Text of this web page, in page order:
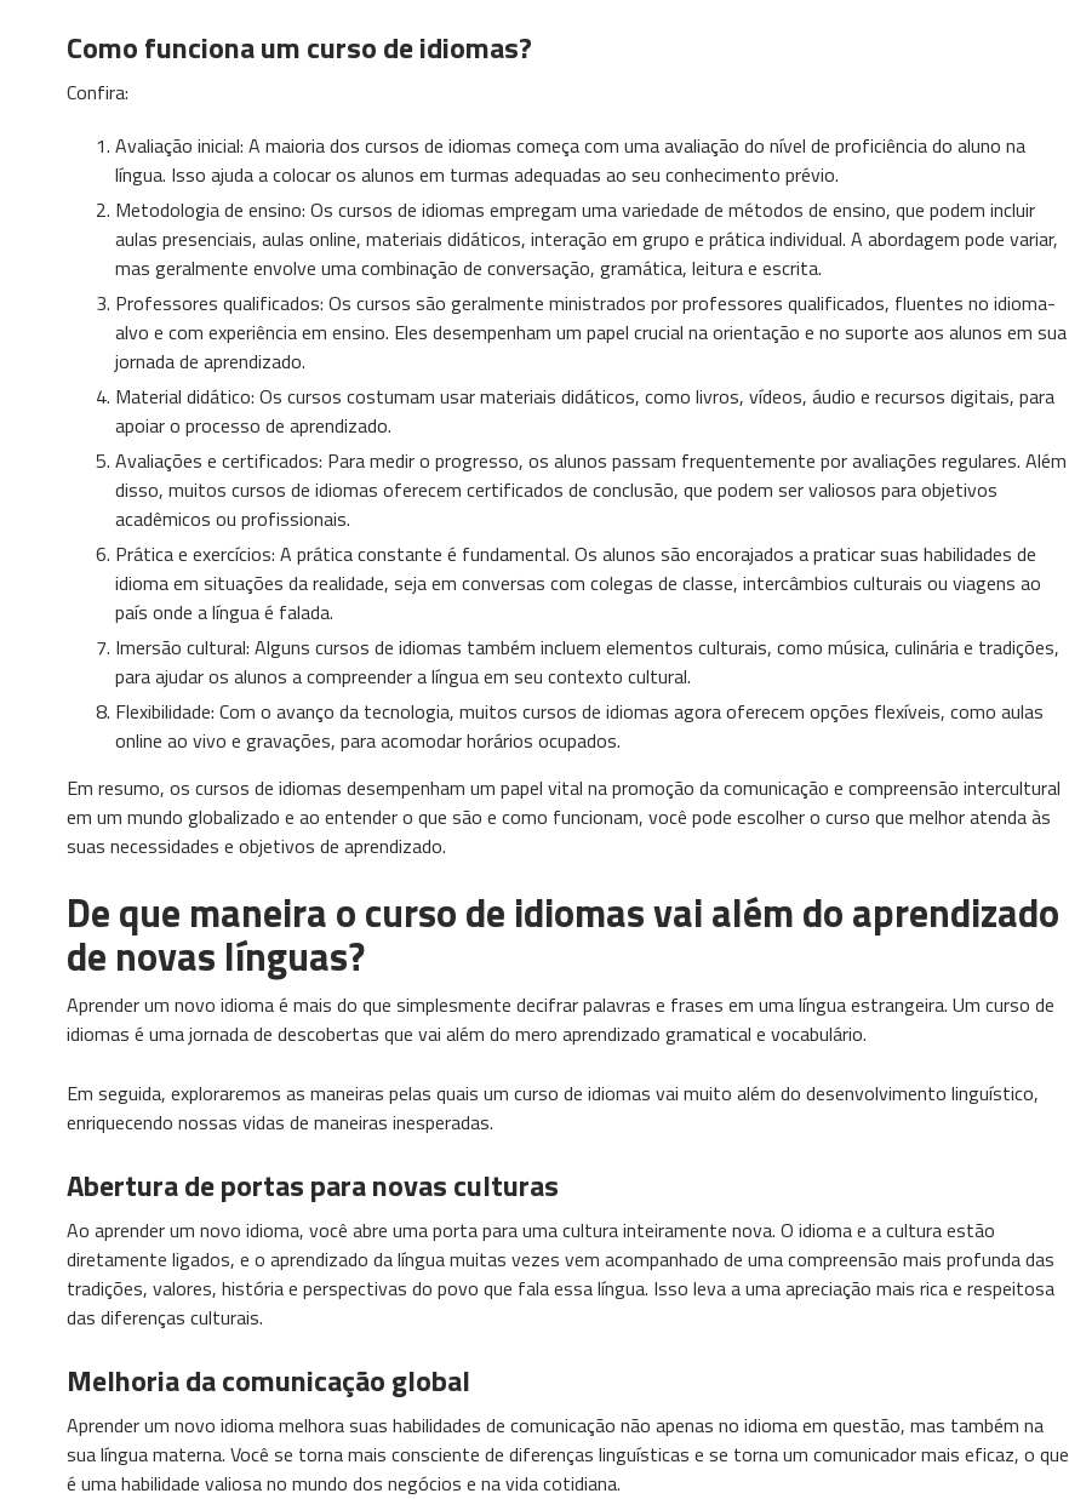
Como funciona um curso de idiomas?
Confira:
Avaliação inicial: A maioria dos cursos de idiomas começa com uma avaliação do nível de proficiência do aluno na
língua. Isso ajuda a colocar os alunos em turmas adequadas ao seu conhecimento prévio.
Metodologia de ensino: Os cursos de idiomas empregam uma variedade de métodos de ensino, que podem incluir
aulas presenciais, aulas online, materiais didáticos, interação em grupo e prática individual. A abordagem pode variar,
mas geralmente envolve uma combinação de conversação, gramática, leitura e escrita.
Professores qualificados: Os cursos são geralmente ministrados por professores qualificados, fluentes no idioma-
alvo e com experiência em ensino. Eles desempenham um papel crucial na orientação e no suporte aos alunos em sua
jornada de aprendizado.
Material didático: Os cursos costumam usar materiais didáticos, como livros, vídeos, áudio e recursos digitais, para
apoiar o processo de aprendizado.
Avaliações e certificados: Para medir o progresso, os alunos passam frequentemente por avaliações regulares. Além
disso, muitos cursos de idiomas oferecem certificados de conclusão, que podem ser valiosos para objetivos
acadêmicos ou profissionais.
Prática e exercícios: A prática constante é fundamental. Os alunos são encorajados a praticar suas habilidades de
idioma em situações da realidade, seja em conversas com colegas de classe, intercâmbios culturais ou viagens ao
país onde a língua é falada.
Imersão cultural: Alguns cursos de idiomas também incluem elementos culturais, como música, culinária e tradições,
para ajudar os alunos a compreender a língua em seu contexto cultural.
Flexibilidade: Com o avanço da tecnologia, muitos cursos de idiomas agora oferecem opções flexíveis, como aulas
online ao vivo e gravações, para acomodar horários ocupados.
Em resumo, os cursos de idiomas desempenham um papel vital na promoção da comunicação e compreensão intercultural
em um mundo globalizado e ao entender o que são e como funcionam, você pode escolher o curso que melhor atenda às
suas necessidades e objetivos de aprendizado.
De que maneira o curso de idiomas vai além do aprendizado
de novas línguas?
Aprender um novo idioma é mais do que simplesmente decifrar palavras e frases em uma língua estrangeira. Um curso de
idiomas é uma jornada de descobertas que vai além do mero aprendizado gramatical e vocabulário.
Em seguida, exploraremos as maneiras pelas quais um curso de idiomas vai muito além do desenvolvimento linguístico,
enriquecendo nossas vidas de maneiras inesperadas.
Abertura de portas para novas culturas
Ao aprender um novo idioma, você abre uma porta para uma cultura inteiramente nova. O idioma e a cultura estão
diretamente ligados, e o aprendizado da língua muitas vezes vem acompanhado de uma compreensão mais profunda das
tradições, valores, história e perspectivas do povo que fala essa língua. Isso leva a uma apreciação mais rica e respeitosa
das diferenças culturais.
Melhoria da comunicação global
Aprender um novo idioma melhora suas habilidades de comunicação não apenas no idioma em questão, mas também na
sua língua materna. Você se torna mais consciente de diferenças linguísticas e se torna um comunicador mais eficaz, o que
é uma habilidade valiosa no mundo dos negócios e na vida cotidiana.